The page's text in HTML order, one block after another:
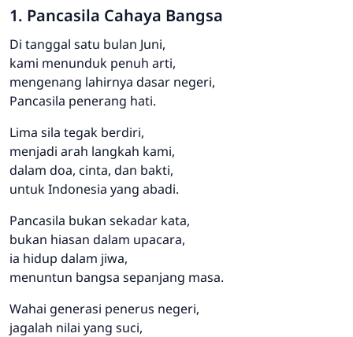
1. Pancasila Cahaya Bangsa
Di tanggal satu bulan Juni,
kami menunduk penuh arti,
mengenang lahirnya dasar negeri,
Pancasila penerang hati.
Lima sila tegak berdiri,
menjadi arah langkah kami,
dalam doa, cinta, dan bakti,
untuk Indonesia yang abadi.
Pancasila bukan sekadar kata,
bukan hiasan dalam upacara,
ia hidup dalam jiwa,
menuntun bangsa sepanjang masa.
Wahai generasi penerus negeri,
jagalah nilai yang suci,